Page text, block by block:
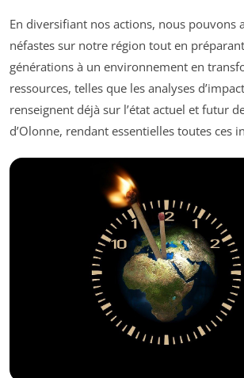
En diversifiant nos actions, nous pouvons
néfastes sur notre région tout en
générations à un environnement en
ressources, telles que les analyses
renseignent déjà sur l’état actuel et futur
d’Olonne, rendant essentielles toutes ces